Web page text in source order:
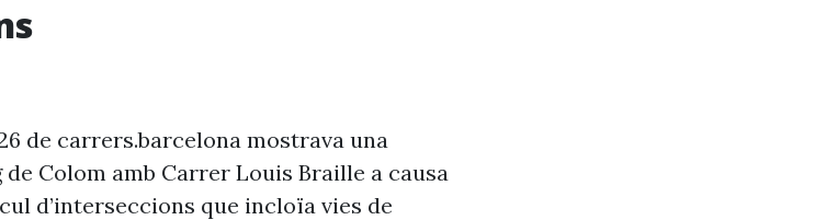
de carrers.barcelona mostrava una
Colom amb Carrer Louis Braille a causa
d’interseccions que incloïa vies de